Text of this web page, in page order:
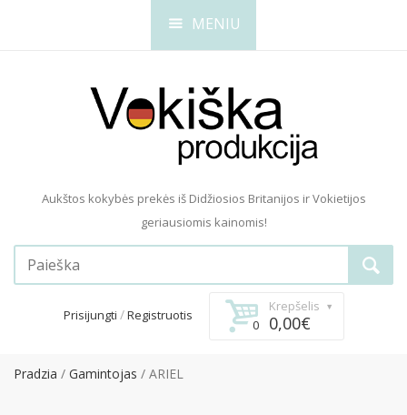
MENIU
Aukštos kokybės prekės iš Didžiosios Britanijos ir Vokietijos
geriausiomis kainomis!
Prisijungti /Registruotis
Krepšelis
0
0,00€
Pradzia Gamintojas ARIEL